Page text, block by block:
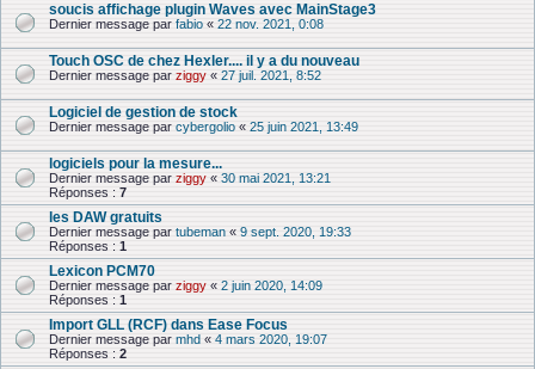
soucis affichage plugin Waves avec MainStage3
Dernier message par fabio « 22 nov. 2021, 0:08
Touch OSC de chez Hexler.... il y a du nouveau
Dernier message par ziggy « 27 juil. 2021, 8:52
Logiciel de gestion de stock
Dernier message par cybergolio « 25 juin 2021, 13:49
logiciels pour la mesure...
Dernier message par ziggy « 30 mai 2021, 13:21
Réponses : 7
les DAW gratuits
Dernier message par tubeman « 9 sept. 2020, 19:33
Réponses : 1
Lexicon PCM70
Dernier message par ziggy « 2 juin 2020, 14:09
Réponses : 1
Import GLL (RCF) dans Ease Focus
Dernier message par mhd « 4 mars 2020, 19:07
Réponses : 2